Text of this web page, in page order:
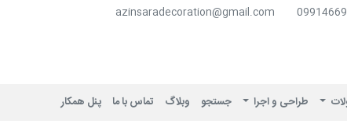
azinsaradecoration@gmail.com
طراحی و اجرا جستجو وبلاگ تماس با ما پنل همکار